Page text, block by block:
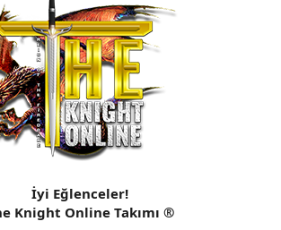
İyi Eğlenceler!
Knight Online Takımı ®